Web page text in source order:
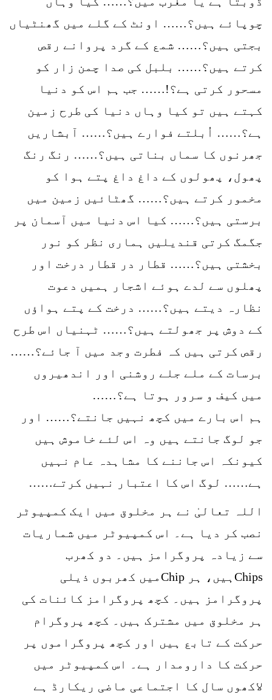
چوپائے ہیں؟…… اونٹ کے گلے میں گھنٹیاں
بجتی ہیں؟…… شمع کے گرد پروانے رقص
کرتے ہیں؟…… بلبل کی صدا چمن زار کو
مسحور کرتی ہے؟!…… جب ہم اس کو دنیا
کہتے ہیں تو کیا وہاں دنیا کی طرح زمین
ہے؟…… اُبلتے فوارے ہیں؟…… آبشاریں
جھرنوں کا سماں بناتی ہیں؟…… رنگ رنگ
پھول، پھولوں کے داغ داغ پتے ہوا کو
مخمور کرتے ہیں؟…… گھٹائیں زمین میں
برستی ہیں؟…… کیا اس دنیا میں آسمان پر
جگمگ کرتی قندیلیں ہماری نظر کو نور
بخشتی ہیں؟…… قطار در قطار درخت اور
پھلوں سے لدے ہوئے اشجار ہمیں دعوت
نظارہ دیتے ہیں؟…… درخت کے پتے ہواؤں
کے دوش پر جھولتے ہیں؟…… ٹہنیاں اس طرح
رقص کرتی ہیں کہ فطرت وجد میں آ جائے؟……
برسات کے ملے جلے روشنی اور اندھیروں
میں کیف و سرور ہوتا ہے؟……
ہم اس بارے میں کچھ نہیں جانتے؟…… اور
جو لوگ جانتے ہیں وہ اس لئے خاموش ہیں
کیونکہ اس جاننے کا مشاہدہ عام نہیں
ہے…… لوگ اس کا اعتبار نہیں کرتے……
اللہ تعالیٰ نے ہر مخلوق میں ایک کمپیوٹر
نصب کر دیا ہے۔ اس کمپیوٹر میں شماریات
سے زیادہ پروگرامز ہیں۔ دو کھرب
Chipsہیں، ہر Chipمیں کھربوں ذیلی
پروگرامز ہیں۔ کچھ پروگرامز کائنات کی
ہر مخلوق میں مشترک ہیں۔ کچھ پروگرام
حرکت کے تابع ہیں اور کچھ پروگراموں پر
حرکت کا دارومدار ہے۔ اس کمپیوٹر میں
لاکھوں سال کا اجتماعی ماضی ریکارڈ ہے